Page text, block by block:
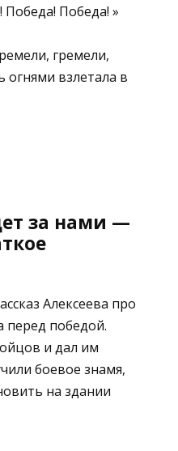
Победа! Победа! »
гремели,
огнями взлетала в
за нами —
Алексеева про
перед победой.
и дал им
боевое знамя,
на здании